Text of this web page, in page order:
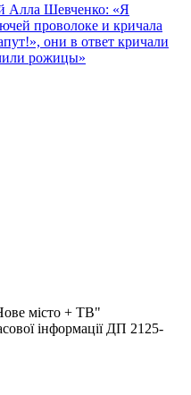
Алла Шевченко: «Я
проволоке и кричала
они в ответ кричали
рожицы»
мiсто + ТВ"
інформації ДП 2125-